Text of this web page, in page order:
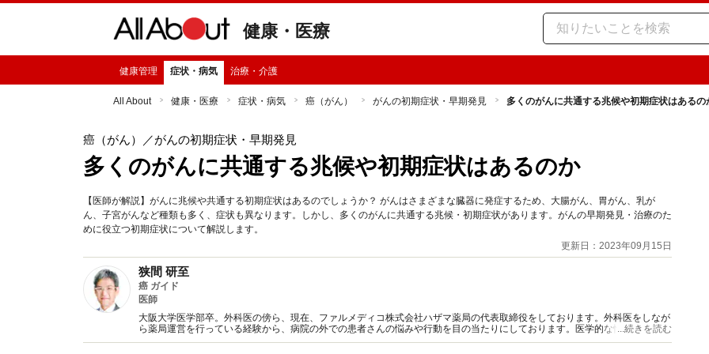
健康・医療
健康管理 症状・病気 治療・介護
All About 健康・医療 症状・病気 癌（がん） がんの初期症状・早期発見 多くのがんに共通する兆候や初期症状はあるの
癌（がん） ／がんの初期症状・早期発見
多くのがんに共通する兆候や初期症状はあるのか
【医師が解説】がんに兆候や共通する初期症状はあるのでしょうか？ がんはさまざまな臓器に発症するため、大腸がん、胃がん、乳が
ん、子宮がんなど種類も多く、症状も異なります。しかし、多くのがんに共通する兆候・初期症状があります。がんの早期発見・治療のた
めに役立つ初期症状について解説します。
更新日：2023年09月15日
狭間 研至
癌 ガイド
医師
大阪大学医学部卒。外科医の傍ら、現在、ファルメディコ株式会社ハザマ薬局の代表取締役をしております。外科医をしなが
ら薬局運営を行っている経験から、病院の外での患者さんの悩みや行動を目の当たりにしております。医学的な情報を分かり
やすく解説し、医療と患者さんの橋渡しを行っていきたいと思っております。
...続きを読む